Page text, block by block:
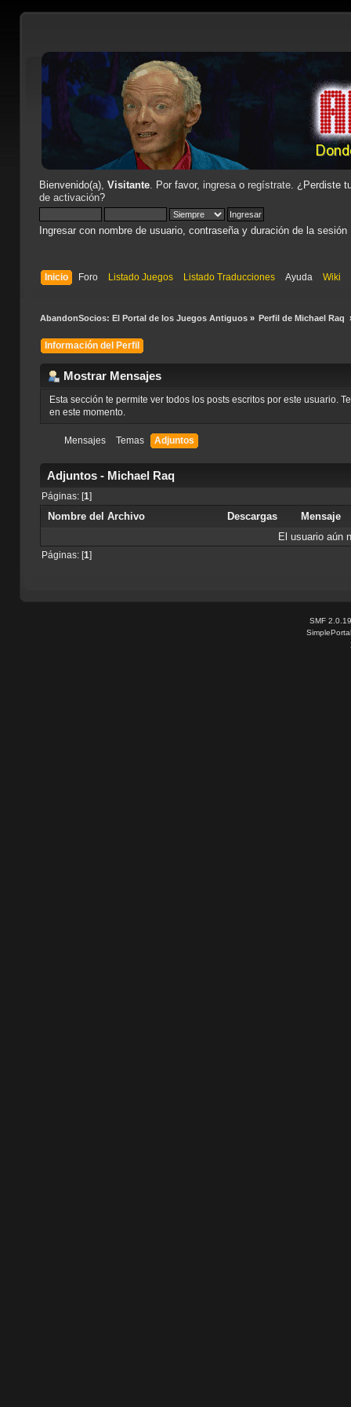
Bienvenido(a), Visitante. Por favor, ingresao regístrate. ¿Perdiste
de activación?
Ingresar con nombre de usuario, contraseña y duración de la sesión
Inicio Foro Listado Juegos Listado Traducciones Ayuda Wiki
AbandonSocios: El Portal de los Juegos Antiguos» Perfil de Michael Raq
Información del Perfil
Mostrar Mensajes
Esta sección te permite ver todos los posts escritos por este usuario.
en este momento.
Mensajes Temas Adjuntos
Adjuntos - Michael Raq
Páginas: [1]
Nombre del Archivo Descargas
Mensaje
El usuario aún
Páginas: [1]
SMF 2.0.19